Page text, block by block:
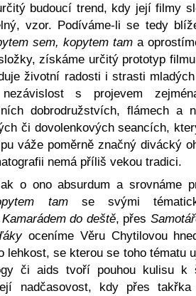
budoucí trend, kdy její filmy
vzor. Podíváme-li se tedy
sem, kopytem tam a
získáme určitý prototyp
životní radosti i strasti
s projevem
dobrodružstvích, flámech a
či dovolenkových seancích,
váže poměrně značný divácký
nemá příliš vekou tradici.
o ono absurdum a srovnáme
tamse svými
Kamarádem do deště, přes
oceníme Věru Chytilovou
lehkost, se kterou se toho tématu
či aids tvoří pouhou kulisu k
nadčasovost, kdy přes takřka